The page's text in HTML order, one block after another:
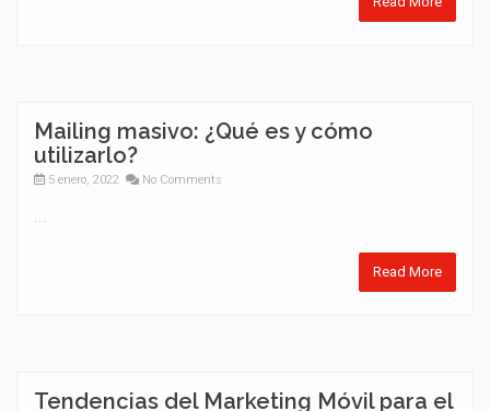
Mailing masivo: ¿Qué es y cómo
utilizarlo?
5 enero, 2022 No Comments
...
Read More
Tendencias del Marketing Móvil para el